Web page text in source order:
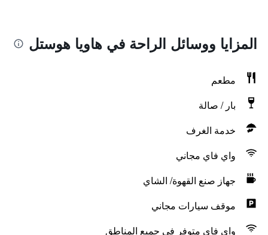
المزايا ووسائل الراحة في هاويا هوستل
مطعم
بار / صالة
خدمة الغرف
واي فاي مجاني
جهاز صنع القهوة/ الشاي
موقف سيارات مجاني
واي فاي متوفر في جميع المناطق